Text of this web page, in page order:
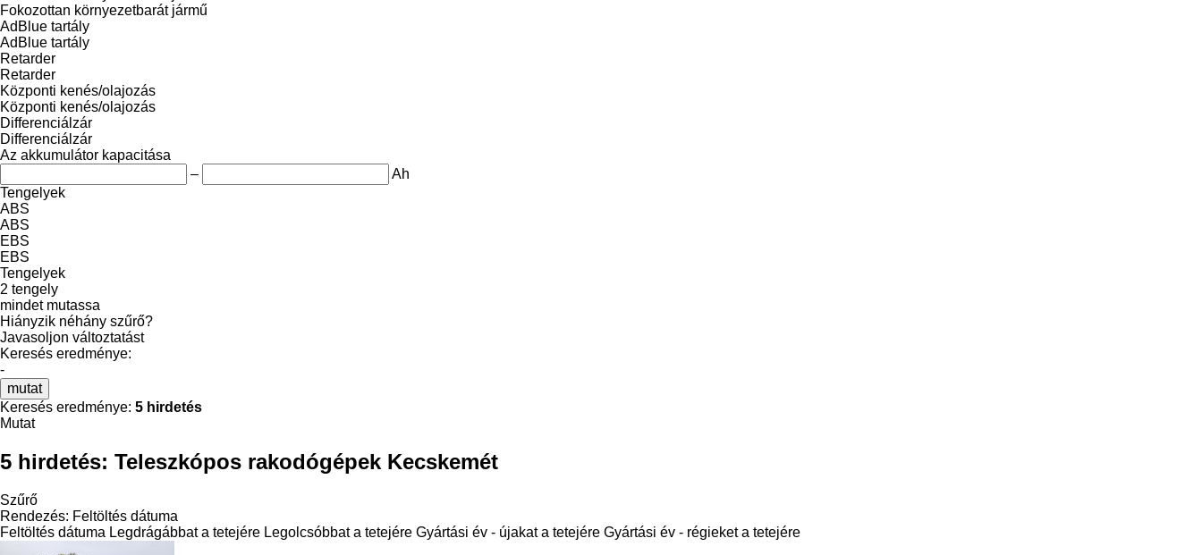
Fokozottan környezetbarát jármű
AdBlue tartály
AdBlue tartály
Retarder
Retarder
Központi kenés/olajozás
Központi kenés/olajozás
Differenciálzár
Differenciálzár
Az akkumulátor kapacitása
–
Ah
Tengelyek
ABS
ABS
EBS
EBS
Tengelyek
2 tengely
mindet mutassa
Hiányzik néhány szűrő?
Javasoljon változtatást
Keresés eredménye:
-
mutat
Keresés eredménye: 5 hirdetés
Mutat
5 hirdetés: Teleszkópos rakodógépek Kecskemét
Szűrő
Rendezés: Feltöltés dátuma
Feltöltés dátuma Legdrágábbat a tetejére Legolcsóbbat a tetejére Gyártási év - újakat a tetejére Gyártási év - régieket a tetejére